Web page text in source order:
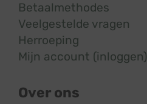
Betaalmethodes
Veelgestelde vragen
Herroeping
Mijn account (inloggen)
Over ons